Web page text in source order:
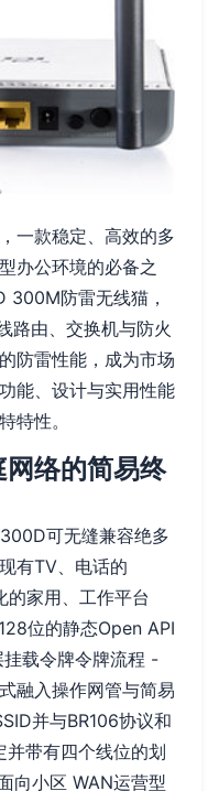
一款稳定、高效的多
办公环境的必备之
300M防雷无线猫，
路由、交换机与防火
防雷性能，成为市场
能、设计与实用性能
特性。
络的简易终
可无缝兼容绝多
有TV、电话的
家用、工作平台
位的静态Open API
载令牌令牌流程 -
融入操作网管与简易
并与BR106协议和
带有四个线位的划
向小区 WAN运营型